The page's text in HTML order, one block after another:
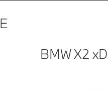
BMW X2 xD